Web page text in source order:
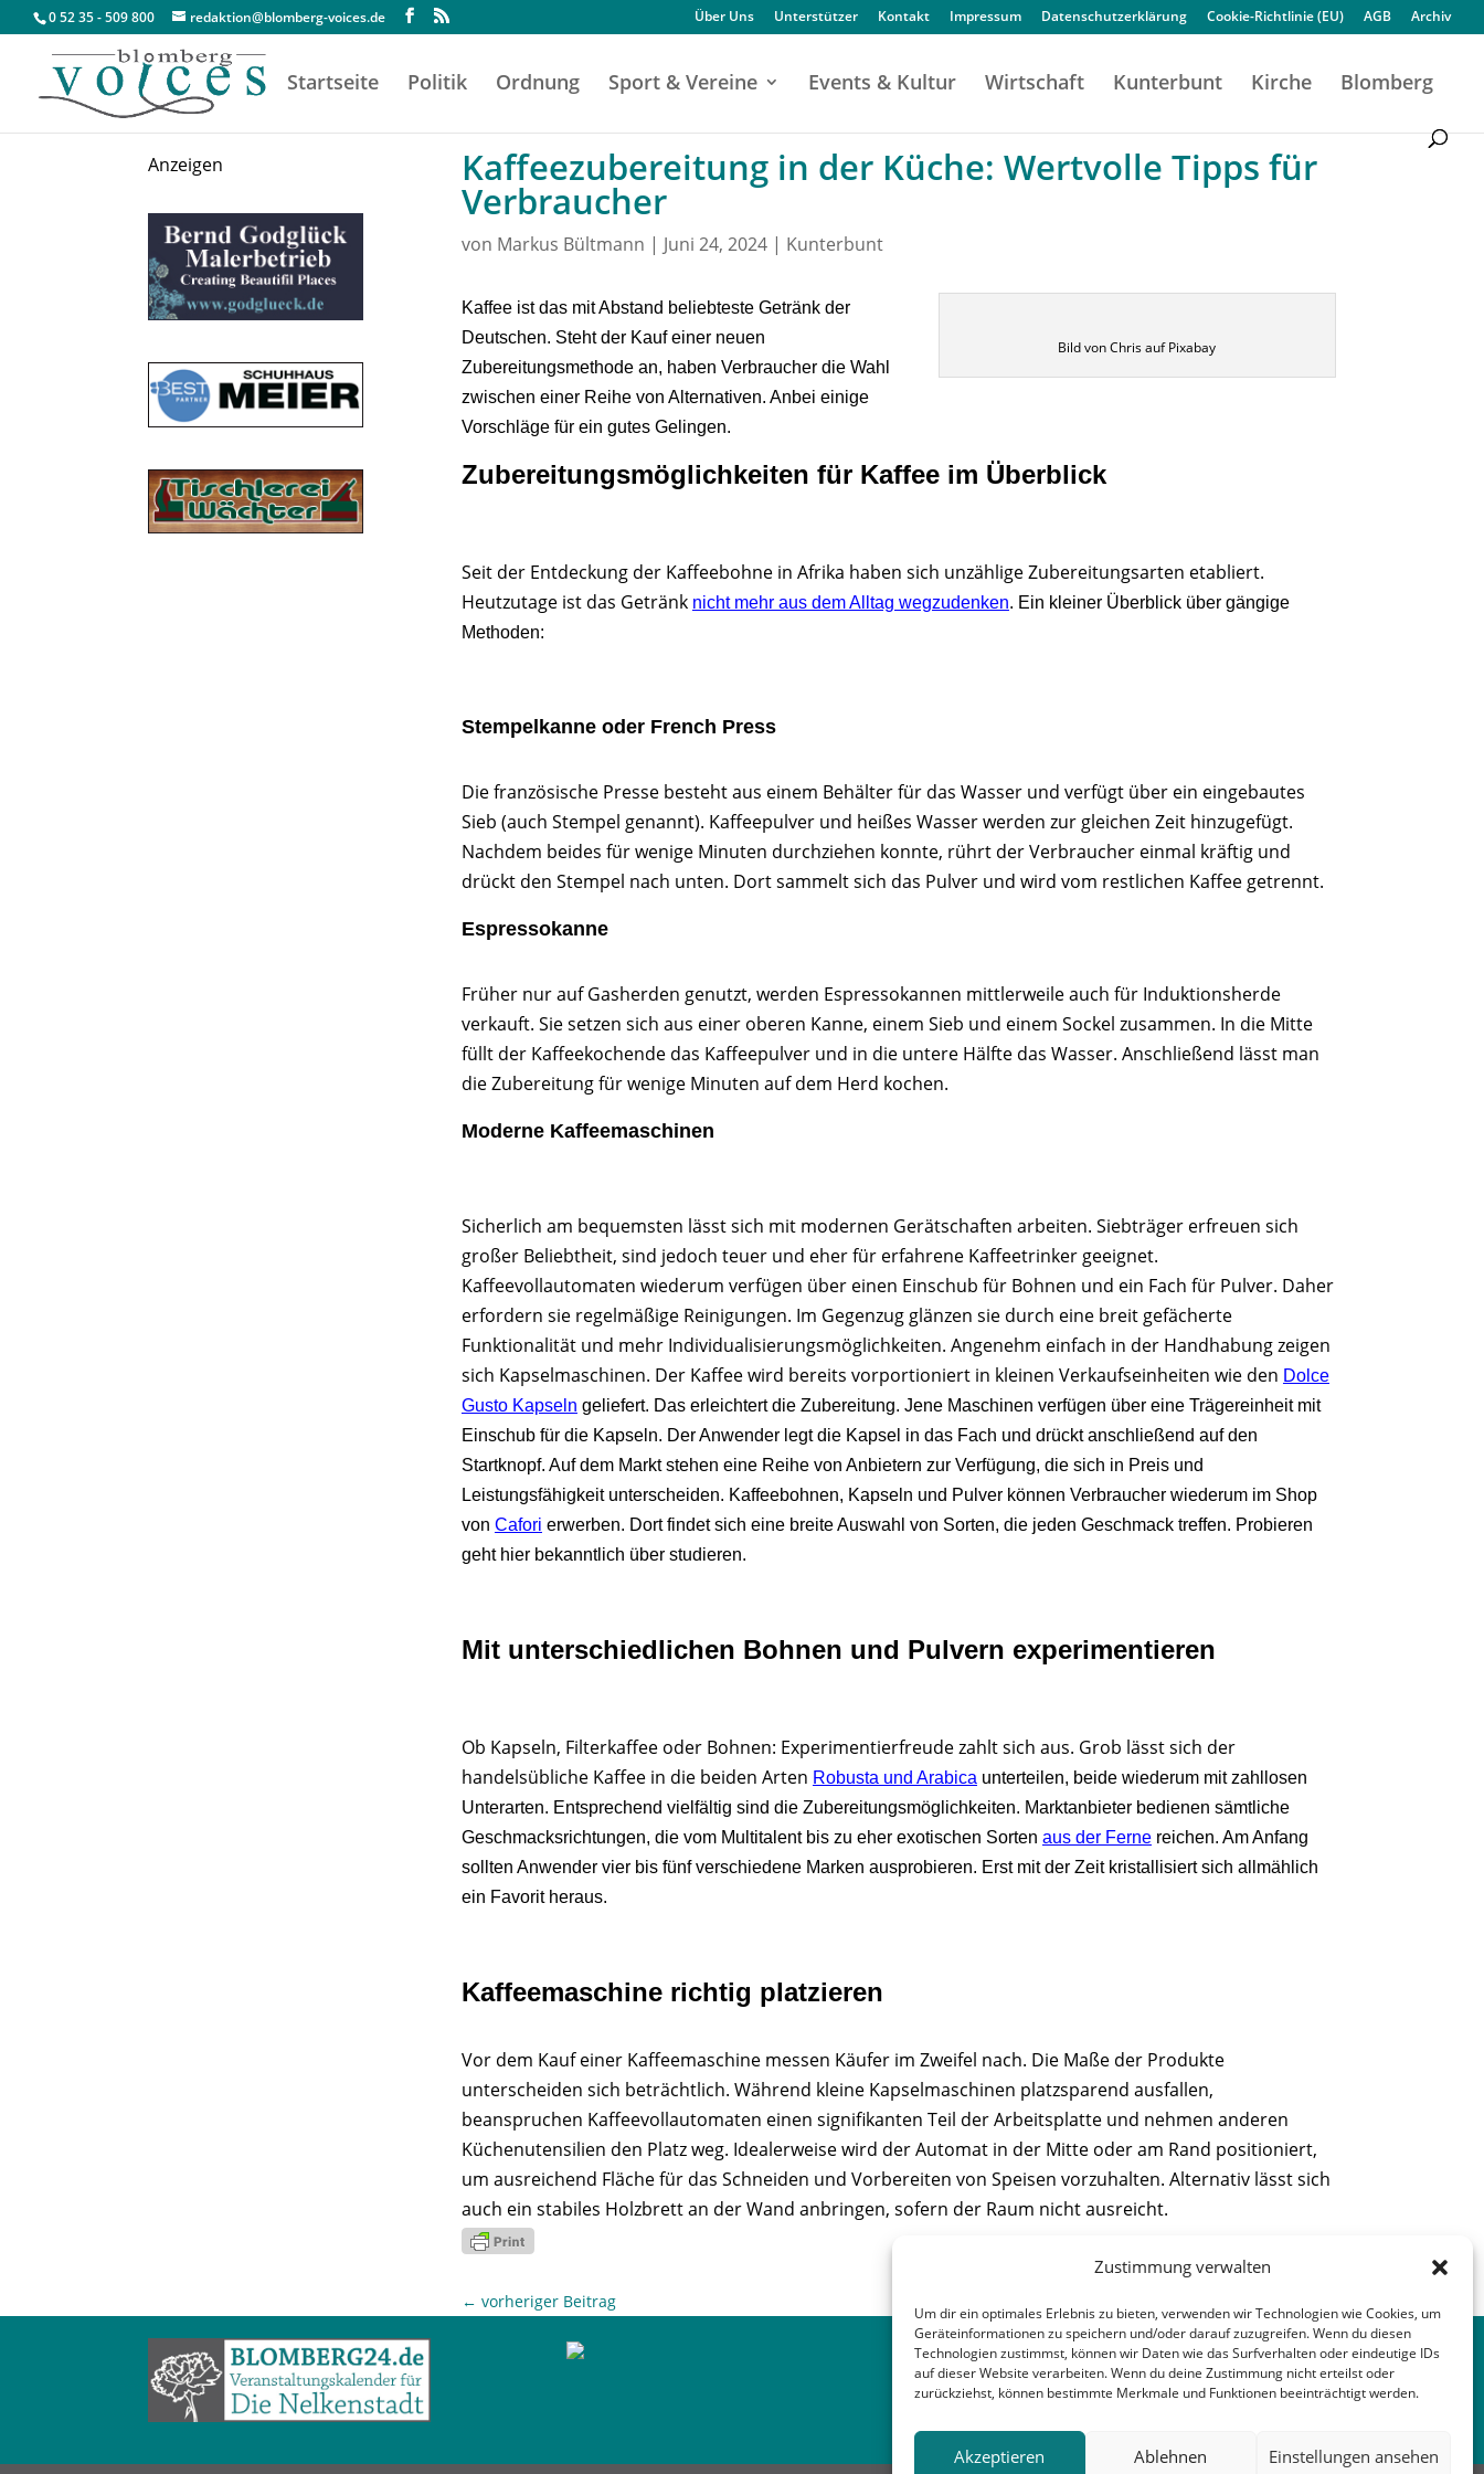
Zustimmung verwalten
Um dir ein optimales Erlebnis zu bieten, verwenden wir Technologien wie Cookies, um
Geräteinformationen zu speichern und/oder darauf zuzugreifen. Wenn du diesen
Technologien zustimmst, können wir Daten wie das Surfverhalten oder eindeutige IDs
auf dieser Website verarbeiten. Wenn du deine Zustimmung nicht erteilst oder
zurückziehst, können bestimmte Merkmale und Funktionen beeinträchtigt werden.
Akzeptieren Ablehnen Einstellungen ansehen
0 52 35 - 509 800 redaktion@blomberg-voices.de Über Uns Unterstützer Kontakt Impressum Datenschutzerklärung Cookie-Richtlinie (EU) AGB Archiv
Startseite Politik Ordnung Sport & Vereine Events & Kultur Wirtschaft Kunterbunt Kirche Blomberg
Anzeigen Kaffeezubereitung in der Küche: Wertvolle Tipps für
Verbraucher
von Markus Bültmann | Juni 24, 2024| Kunterbunt
Bild von Chris auf Pixabay
Kaffee ist das mit Abstand beliebteste Getränk der
Deutschen. Steht der Kauf einer neuen
Zubereitungsmethode an, haben Verbraucher die Wahl
zwischen einer Reihe von Alternativen. Anbei einige
Vorschläge für ein gutes Gelingen.
Zubereitungsmöglichkeiten für Kaffee im Überblick
Seit der Entdeckung der Kaffeebohne in Afrika haben sich unzählige Zubereitungsarten etabliert.
Heutzutage ist das Getränk nicht mehr aus dem Alltag wegzudenken. Ein kleiner Überblick über gängige
Methoden:
Stempelkanne oder French Press
Die französische Presse besteht aus einem Behälter für das Wasser und verfügt über ein eingebautes
Sieb (auch Stempel genannt). Kaffeepulver und heißes Wasser werden zur gleichen Zeit hinzugefügt.
Nachdem beides für wenige Minuten durchziehen konnte, rührt der Verbraucher einmal kräftig und
drückt den Stempel nach unten. Dort sammelt sich das Pulver und wird vom restlichen Kaffee getrennt.
Espressokanne
Früher nur auf Gasherden genutzt, werden Espressokannen mittlerweile auch für Induktionsherde
verkauft. Sie setzen sich aus einer oberen Kanne, einem Sieb und einem Sockel zusammen. In die Mitte
füllt der Kaffeekochende das Kaffeepulver und in die untere Hälfte das Wasser. Anschließend lässt man
die Zubereitung für wenige Minuten auf dem Herd kochen.
Moderne Kaffeemaschinen
Sicherlich am bequemsten lässt sich mit modernen Gerätschaften arbeiten. Siebträger erfreuen sich
großer Beliebtheit, sind jedoch teuer und eher für erfahrene Kaffeetrinker geeignet.
Kaffeevollautomaten wiederum verfügen über einen Einschub für Bohnen und ein Fach für Pulver. Daher
erfordern sie regelmäßige Reinigungen. Im Gegenzug glänzen sie durch eine breit gefächerte
Funktionalität und mehr Individualisierungsmöglichkeiten. Angenehm einfach in der Handhabung zeigen
sich Kapselmaschinen. Der Kaffee wird bereits vorportioniert in kleinen Verkaufseinheiten wie den Dolce
Gusto Kapseln geliefert. Das erleichtert die Zubereitung. Jene Maschinen verfügen über eine Trägereinheit mit
Einschub für die Kapseln. Der Anwender legt die Kapsel in das Fach und drückt anschließend auf den
Startknopf. Auf dem Markt stehen eine Reihe von Anbietern zur Verfügung, die sich in Preis und
Leistungsfähigkeit unterscheiden. Kaffeebohnen, Kapseln und Pulver können Verbraucher wiederum im Shop
von Cafori erwerben. Dort findet sich eine breite Auswahl von Sorten, die jeden Geschmack treffen. Probieren
geht hier bekanntlich über studieren.
Mit unterschiedlichen Bohnen und Pulvern experimentieren
Ob Kapseln, Filterkaffee oder Bohnen: Experimentierfreude zahlt sich aus. Grob lässt sich der
handelsübliche Kaffee in die beiden Arten Robusta und Arabica unterteilen, beide wiederum mit zahllosen
Unterarten. Entsprechend vielfältig sind die Zubereitungsmöglichkeiten. Marktanbieter bedienen sämtliche
Geschmacksrichtungen, die vom Multitalent bis zu eher exotischen Sorten aus der Fernereichen. Am Anfang
sollten Anwender vier bis fünf verschiedene Marken ausprobieren. Erst mit der Zeit kristallisiert sich allmählich
ein Favorit heraus.
Kaffeemaschine richtig platzieren
Vor dem Kauf einer Kaffeemaschine messen Käufer im Zweifel nach. Die Maße der Produkte
unterscheiden sich beträchtlich. Während kleine Kapselmaschinen platzsparend ausfallen,
beanspruchen Kaffeevollautomaten einen signifikanten Teil der Arbeitsplatte und nehmen anderen
Küchenutensilien den Platz weg. Idealerweise wird der Automat in der Mitte oder am Rand positioniert,
um ausreichend Fläche für das Schneiden und Vorbereiten von Speisen vorzuhalten. Alternativ lässt sich
auch ein stabiles Holzbrett an der Wand anbringen, sofern der Raum nicht ausreicht.
← vorheriger Beitrag